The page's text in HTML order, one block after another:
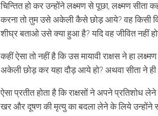
चिन्तित हो कर उन्होंने लक्ष्मण से पूछा, लक्ष्मण सीता
करना तो तुम उसे अकेली कैसे छोड़ आये? वह किसी
शीघ्र बताओ उसे क्या हुआ है? यदि वह जीवित नहीं
कहीं ऐसा तो नहीं है कि उस मायावी राक्षस ने हा
अकेली छोड़ कर यहा दौड़ आये हो? अथवा सीता ने ही
ऐसा प्रतीत होता है कि राक्षसों ने अपने
खर और दूषण की मृत्यु का बदला लेने के लिये उन्होंने